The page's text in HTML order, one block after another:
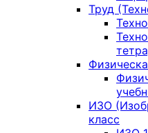
Труд
ИЗО
класс